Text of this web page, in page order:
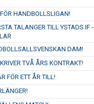
HANDBOLLSLIGAN!
TALANGER TILL YSTADS IF -
DAM!
TVÅ ÅRS KONTRAKT!
FÖR ETT ÅR TILL!